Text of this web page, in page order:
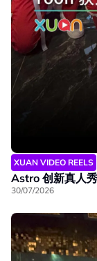
XUAN VIDEO REELS
Astro 创新真人
30/07/2026